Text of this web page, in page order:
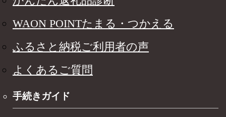
WAON POINTたまる・つかえる
ふるさと納税ご利用者の声
よくあるご質問
手続きガイド